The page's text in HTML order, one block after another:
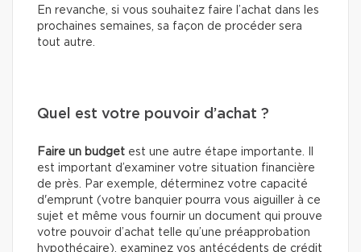
En revanche, si vous souhaitez faire l’achat dans les
prochaines semaines, sa façon de procéder sera
tout autre.
Quel est votre pouvoir d’achat ?
Faire un budget est une autre étape importante. Il
est important d’examiner votre situation financière
de près. Par exemple, déterminez votre capacité
d'emprunt (votre banquier pourra vous aiguiller à ce
sujet et même vous fournir un document qui prouve
votre pouvoir d’achat telle qu’une préapprobation
hypothécaire), examinez vos antécédents de crédit